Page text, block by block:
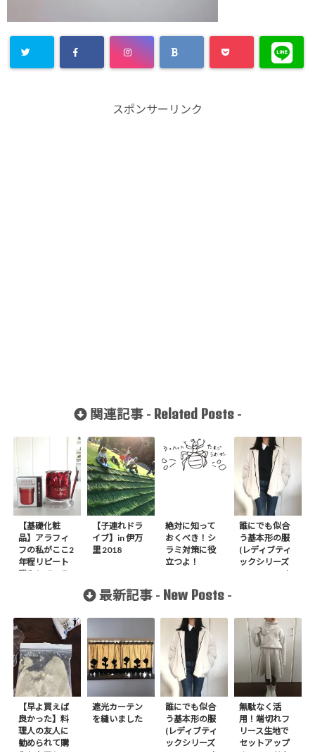
スポンサーリンク
関連記事 - Related Posts-
【基礎化粧
品】アラフィ
フの私がここ2
年程リピート
購入している
【子連れドラ
イブ】in 伊万
里 2018
絶対に知って
おくべき！シ
ラミ対策に役
立つよ！
誰にでも似合
う基本形の服
(レディブティ
ックシリーズ
no.8272) か
アップジャケ
ットを作りま
した
最新記事 - New Posts -
【早よ買えば
良かった】料
理人の友人に
勧められて購
遮光カーテン
を縫いました
誰にでも似合
う基本形の服
(レディブティ
ックシリーズ
無駄なく活
用！端切れフ
リース生地で
セットアップ